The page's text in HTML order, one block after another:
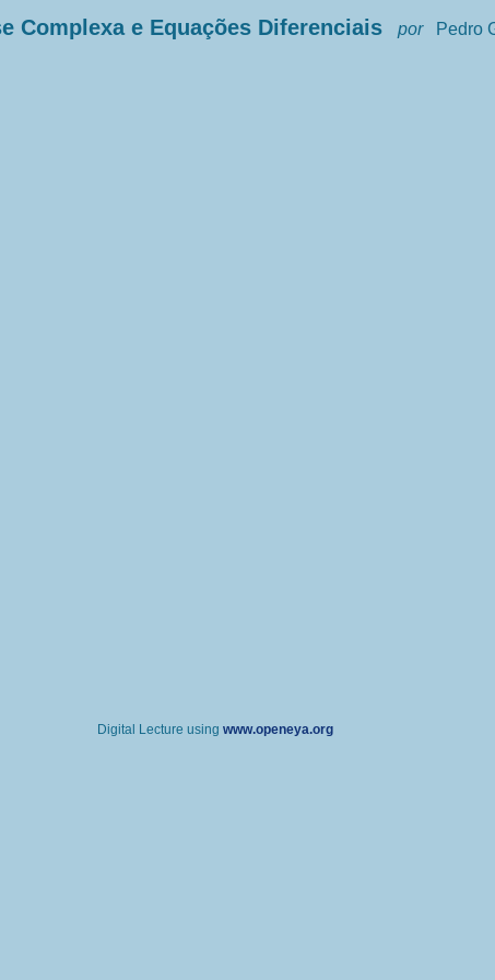
Complexa e Equações Diferenciais porPedro
Digital Lecture using www.openeya.org